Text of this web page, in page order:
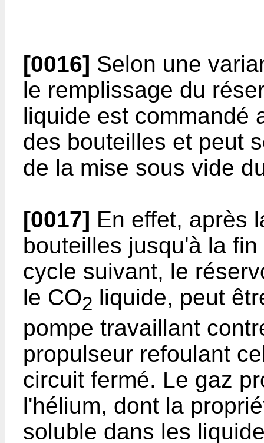
[0016] Selon une
le remplissage du
liquide est commandé
des bouteilles et peut
de la mise sous vide
[0017] En effet, après
bouteilles jusqu'à la
cycle suivant, le
le CO2 liquide, peut
pompe travaillant
propulseur refoulant
circuit fermé. Le gaz
l'hélium, dont la
soluble dans les